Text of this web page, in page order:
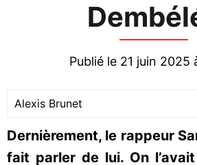
Publié le 21 juin 2025
Alexis Brunet
Dernièrement, le rappeur
fait parler de lui. On